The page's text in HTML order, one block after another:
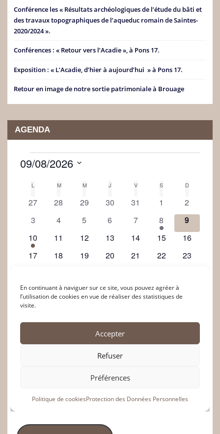
Conférence les « Résultats archéologiques de l’étude du bâti et
des travaux topographiques de l’aqueduc romain de Saintes-
2020/2024 ».
Conférences : « Retour vers l’Acadie », à Pons 17.
Exposition : « L’Acadie, d’hier à aujourd’hui » à Pons 17.
Retour en image de notre sortie patrimoniale à Brouage
AGENDA